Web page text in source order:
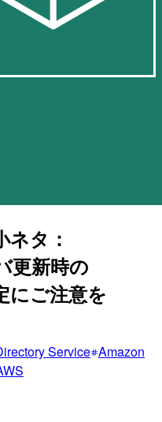
タ：
更新時の
にご注意を
Service Amazon